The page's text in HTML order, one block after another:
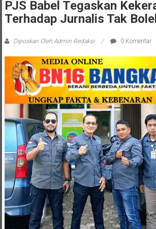
PJS Babel Tegaskan
Terhadap Jurnalis Tak
Diposkan Oleh:Admin Redaksi 0 Komentar